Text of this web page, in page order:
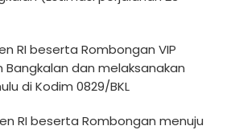
RI beserta Rombongan VIP
Bangkalan dan melaksanakan
di Kodim 0829/BKL
RI beserta Rombongan menuju